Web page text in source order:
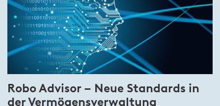
Robo Advisor – Neue Standards in
der Ver­mö­gens­ver­wal­tung